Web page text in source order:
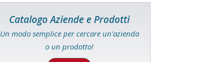
Catalogo Aziende e Prodotti
Un modo semplice per cercare un'azienda
o un prodotto!